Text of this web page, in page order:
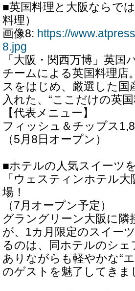
■英国料理と大阪ならで
料理）
画像8: https://
8.jpg
「大阪・関西万博」英
チームによる英国料理店
スをはじめ、厳選した国
入れた、“ここだけの英
【代表メニュー】
フィッシュ＆チップス
（5月8日オープン）
■ホテルの人気スイーツ
「ウェスティンホテル
場！
（7月オープン予定）
グラングリーン大阪に
が、1カ月限定のスイー
るのは、同ホテルのシ
ありながらも軽やかな“
のゲストを魅了してきま